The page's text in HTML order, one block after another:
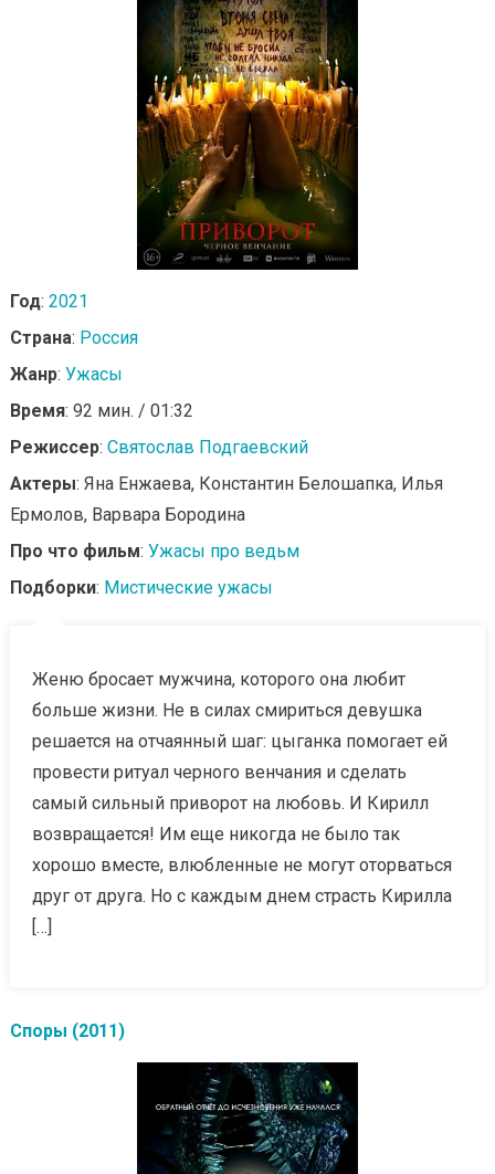
Год: 2021
Страна: Россия
Жанр: Ужасы
Время: 92 мин. / 01:32
Режиссер: Святослав Подгаевский
Актеры: Яна Енжаева, Константин Белошапка, Илья
Ермолов, Варвара Бородина
Про что фильм: Ужасы про ведьм
Подборки: Мистические ужасы
Женю бросает мужчина, которого она любит
больше жизни. Не в силах смириться девушка
решается на отчаянный шаг: цыганка помогает ей
провести ритуал черного венчания и сделать
самый сильный приворот на любовь. И Кирилл
возвращается! Им еще никогда не было так
хорошо вместе, влюбленные не могут оторваться
друг от друга. Но с каждым днем страсть Кирилла
[…]
Споры (2011)